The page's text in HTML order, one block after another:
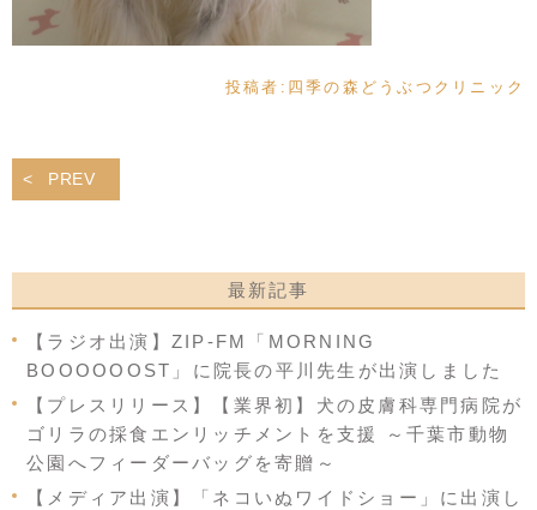
投稿者: 四季の森どうぶつクリニック
PREV
最新記事
【ラジオ出演】ZIP-FM「MORNING
BOOOOOOST」に院長の平川先生が出演しました
【プレスリリース】【業界初】犬の皮膚科専門病院が
ゴリラの採食エンリッチメントを支援 ～千葉市動物
公園へフィーダーバッグを寄贈～
【メディア出演】「ネコいぬワイドショー」に出演し